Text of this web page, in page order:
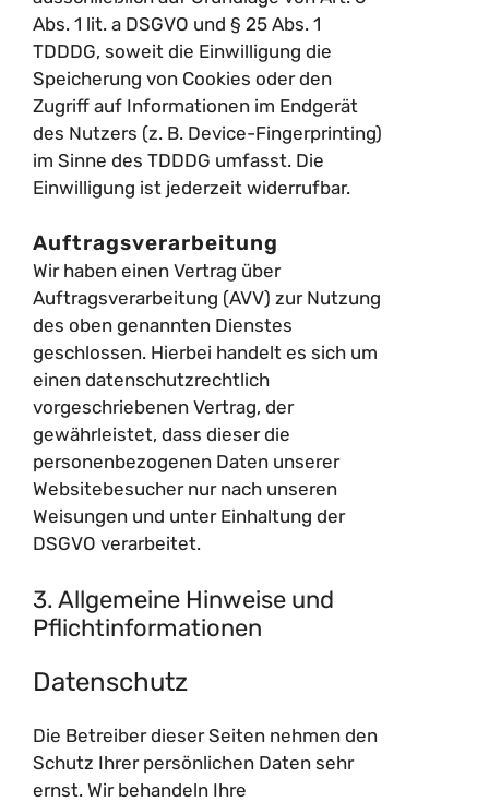
Abs. 1 lit. a DSGVO und § 25 Abs. 1
TDDDG, soweit die Einwilligung die
Speicherung von Cookies oder den
Zugriff auf Informationen im Endgerät
des Nutzers (z. B. Device-Fingerprinting)
im Sinne des TDDDG umfasst. Die
Einwilligung ist jederzeit widerrufbar.
Auftragsverarbeitung
Wir haben einen Vertrag über
Auftragsverarbeitung (AVV) zur Nutzung
des oben genannten Dienstes
geschlossen. Hierbei handelt es sich um
einen datenschutzrechtlich
vorgeschriebenen Vertrag, der
gewährleistet, dass dieser die
personenbezogenen Daten unserer
Websitebesucher nur nach unseren
Weisungen und unter Einhaltung der
DSGVO verarbeitet.
3. Allgemeine Hinweise und
Pflicht­informationen
Datenschutz
Die Betreiber dieser Seiten nehmen den
Schutz Ihrer persönlichen Daten sehr
ernst. Wir behandeln Ihre